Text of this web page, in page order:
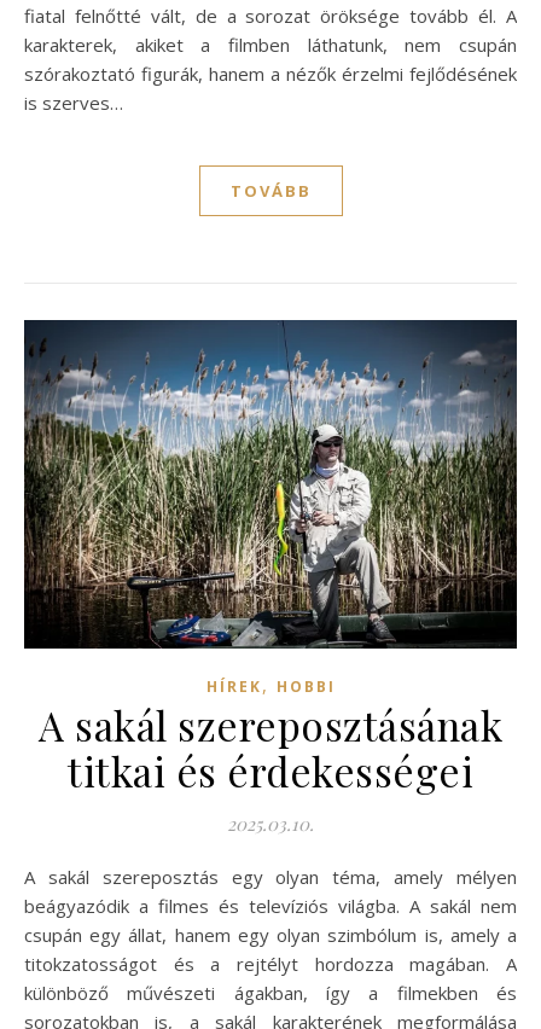
fiatal felnőtté vált, de a sorozat öröksége tovább él. A
karakterek, akiket a filmben láthatunk, nem csupán
szórakoztató figurák, hanem a nézők érzelmi fejlődésének
is szerves…
TOVÁBB
HÍREK, HOBBI
A sakál szereposztásának
titkai és érdekességei
2025.03.10.
A sakál szereposztás egy olyan téma, amely mélyen
beágyazódik a filmes és televíziós világba. A sakál nem
csupán egy állat, hanem egy olyan szimbólum is, amely a
titokzatosságot és a rejtélyt hordozza magában. A
különböző művészeti ágakban, így a filmekben és
sorozatokban is, a sakál karakterének megformálása